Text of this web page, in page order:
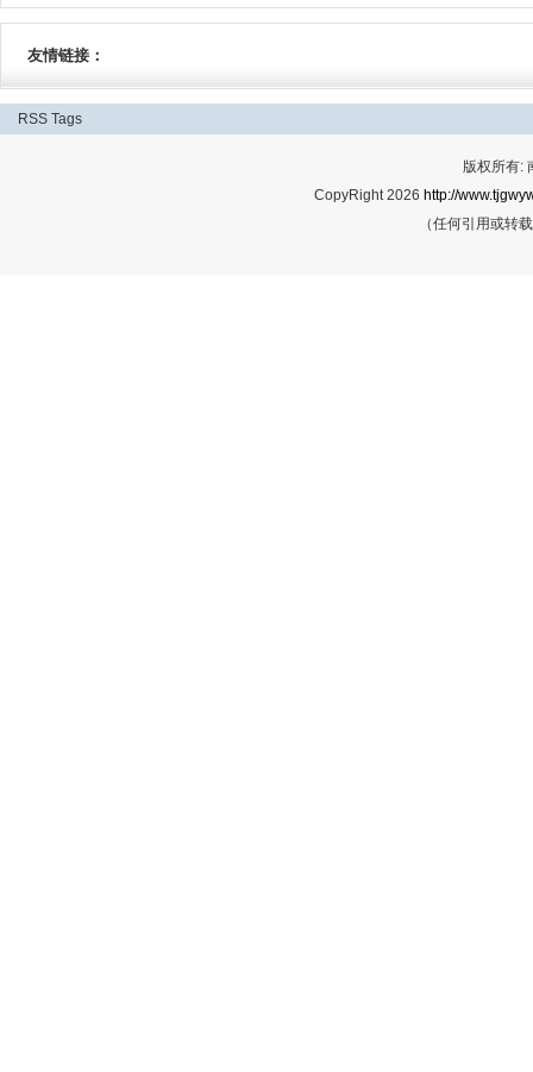
友情链接：
RSS Tags
版权所有:
CopyRight 2026 http://
（任何引用或转